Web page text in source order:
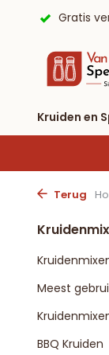
Gratis
Kruiden en
Terug
Meest
BBQ Kruiden